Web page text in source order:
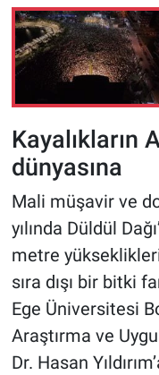
Kayalıkların
dünyasına
Mali müşavir ve
yılında Düldül
metre
sıra dışı bir bitki
Ege Üniversitesi
Araştırma ve
Dr. Hasan